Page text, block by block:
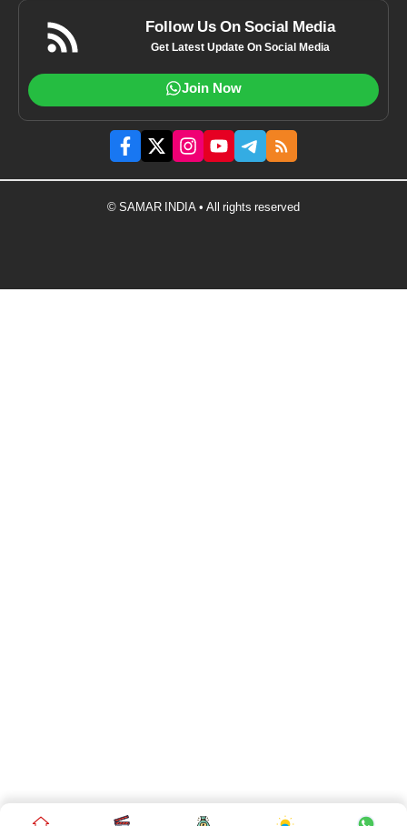
Follow Us On Social Media
Get Latest Update On Social Media
Join Now
© SAMAR INDIA • All rights reserved